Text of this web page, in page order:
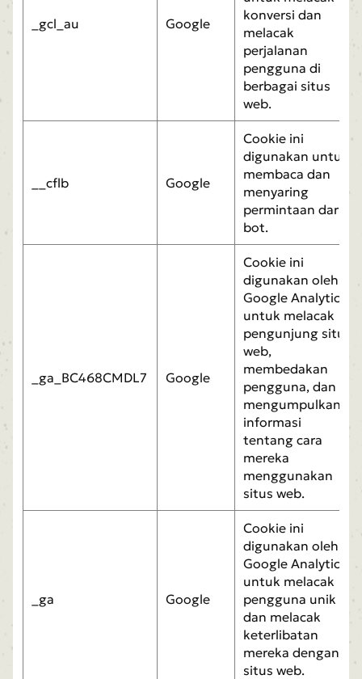
_gcl_au Google
konversi dan
melacak
perjalanan
pengguna di
berbagai situs
web.
__cflb Google
Cookie ini
digunakan untuk
membaca dan
menyaring
permintaan dari
bot.
_ga_BC468CMDL7 Google
Cookie ini
digunakan oleh
Google Analytics
untuk melacak
pengunjung situs
web,
membedakan
pengguna, dan
mengumpulkan
informasi
tentang cara
mereka
menggunakan
situs web.
_ga Google
Cookie ini
digunakan oleh
Google Analytics
untuk melacak
pengguna unik
dan melacak
keterlibatan
mereka dengan
situs web.